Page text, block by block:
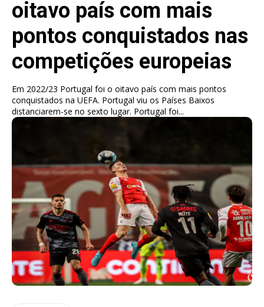
oitavo país com mais
pontos conquistados nas
competições europeias
Em 2022/23 Portugal foi o oitavo país com mais pontos
conquistados na UEFA. Portugal viu os Países Baixos
distanciarem-se no sexto lugar. Portugal foi...